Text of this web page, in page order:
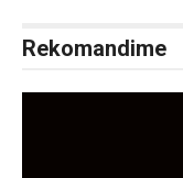
Rekomandime